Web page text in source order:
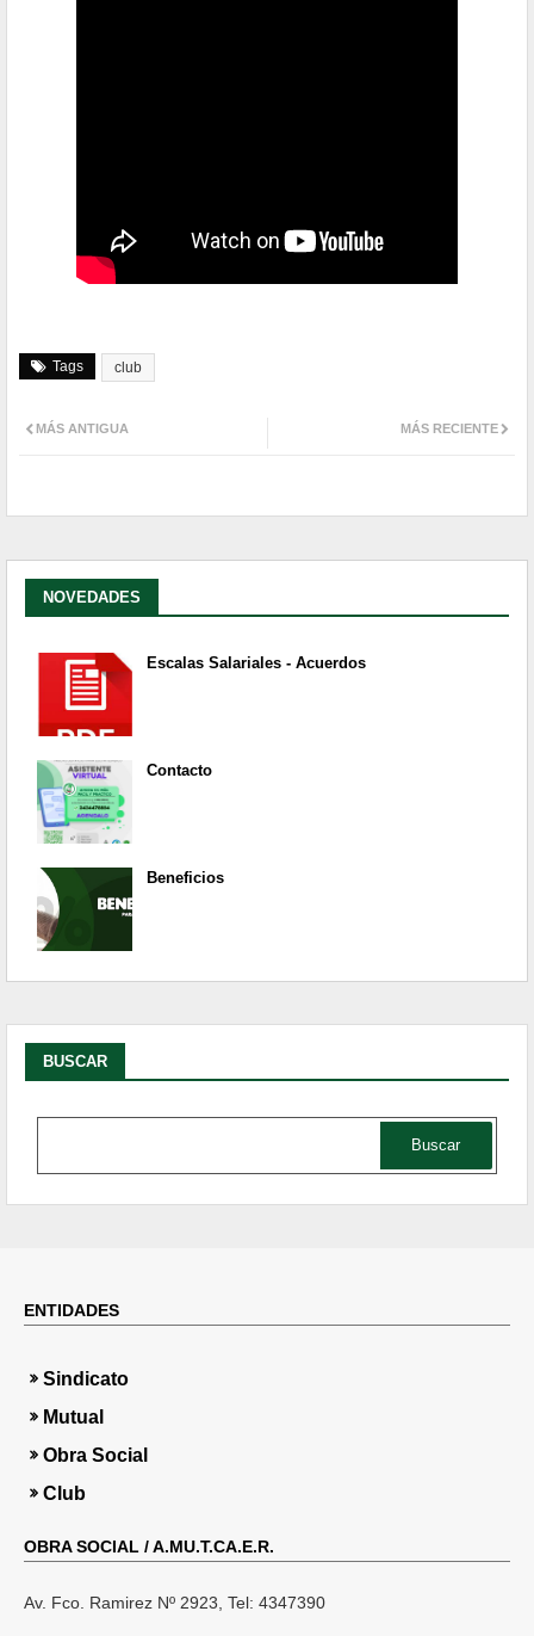
Tags club
MÁS RECIENTE
MÁS ANTIGUA
NOVEDADES
Escalas Salariales - Acuerdos
Contacto
Beneficios
BUSCAR
ENTIDADES
Sindicato
Mutual
Obra Social
Club
OBRA SOCIAL / A.MU.T.CA.E.R.
Av. Fco. Ramirez Nº 2923, Tel: 4347390